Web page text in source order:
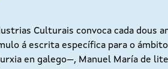
Culturais convoca cada
á escrita específica para o
en galego—, Manuel María de